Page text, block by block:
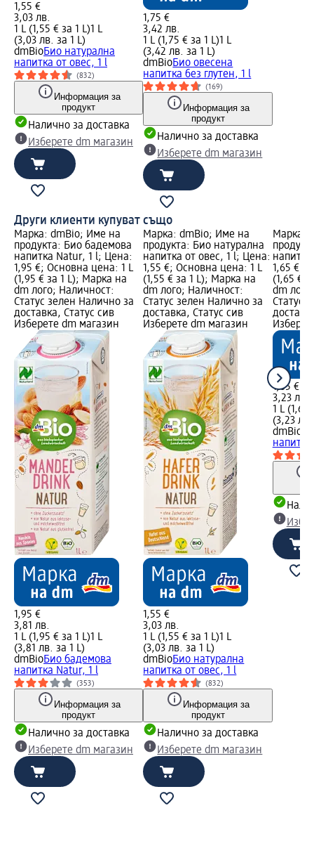
1,55 €
3,03 лв.
1 L (1,55 € за 1 L)1 L
(3,03 лв. за 1 L)
dmBioБио натурална
напитка от овес, 1 l
(832)
Информация за
продукт
Налично за доставка
Изберете dm магазин
1,75 €
3,42 лв.
1 L (1,75 € за 1 L)1 L
(3,42 лв. за 1 L)
dmBioБио овесена
напитка без глутен, 1 l
(169)
Информация за
продукт
Налично за доставка
Изберете dm магазин
Други клиенти купуват също
Марка: dmBio; Име на
продукта: Био бадемова
напитка Natur, 1 l; Цена:
1,95 €; Основна цена: 1 L
(1,95 € за 1 L); Марка на
dm лого; Наличност:
Статус зелен Налично за
доставка, Статус сив
Изберете dm магазин
1,95 €
3,81 лв.
1 L (1,95 € за 1 L)1 L
(3,81 лв. за 1 L)
dmBioБио бадемова
напитка Natur, 1 l
(353)
Информация за
продукт
Налично за доставка
Изберете dm магазин
Марка: dmBio; Име на
продукта: Био натурална
напитка от овес, 1 l; Цена:
1,55 €; Основна цена: 1 L
(1,55 € за 1 L); Марка на
dm лого; Наличност:
Статус зелен Налично за
доставка, Статус сив
Изберете dm магазин
1,55 €
3,03 лв.
1 L (1,55 € за 1 L)1 L
(3,03 лв. за 1 L)
dmBioБио натурална
напитка от овес, 1 l
(832)
Информация за
продукт
Налично за доставка
Изберете dm магазин
Марка:
1,65 €;
(1,65 €
dm
Статус
1,65 €
3,23 лв.
1 L (1,65
(3,23 лв.
dmBio